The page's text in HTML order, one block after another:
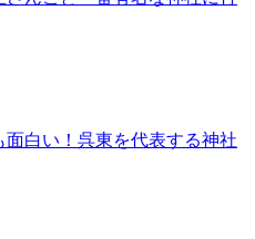
面白い！呉東を代表する神社